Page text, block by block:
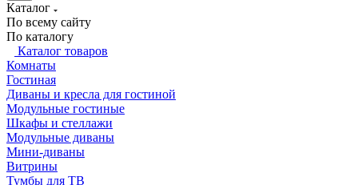
Каталог
По всему сайту
По каталогу
Каталог товаров
Комнаты
Гостиная
Диваны и кресла для гостиной
Модульные гостиные
Шкафы и стеллажи
Модульные диваны
Мини-диваны
Витрины
Тумбы для ТВ